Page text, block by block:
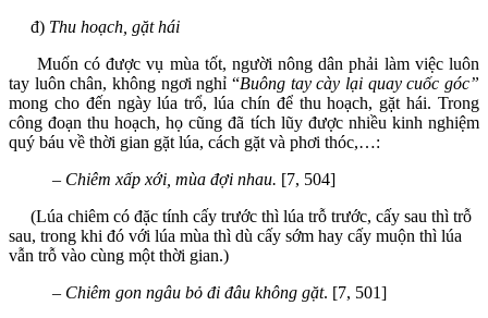
đ) Thu hoạch, gặt hái
Muốn có được vụ mùa tốt, người nông dân phải làm việc luôn
tay luôn chân, không ngơi nghỉ “Buông tay cày lại quay cuốc góc”
mong cho đến ngày lúa trổ, lúa chín để thu hoạch, gặt hái. Trong
công đoạn thu hoạch, họ cũng đã tích lũy được nhiều kinh nghiệm
quý báu về thời gian gặt lúa, cách gặt và phơi thóc,…:
– Chiêm xấp xới, mùa đợi nhau. [7, 504]
(Lúa chiêm có đặc tính cấy trước thì lúa trỗ trước, cấy sau thì trỗ
sau, trong khi đó với lúa mùa thì dù cấy sớm hay cấy muộn thì lúa
vẫn trỗ vào cùng một thời gian.)
– Chiêm gon ngâu bỏ đi đâu không gặt. [7, 501]